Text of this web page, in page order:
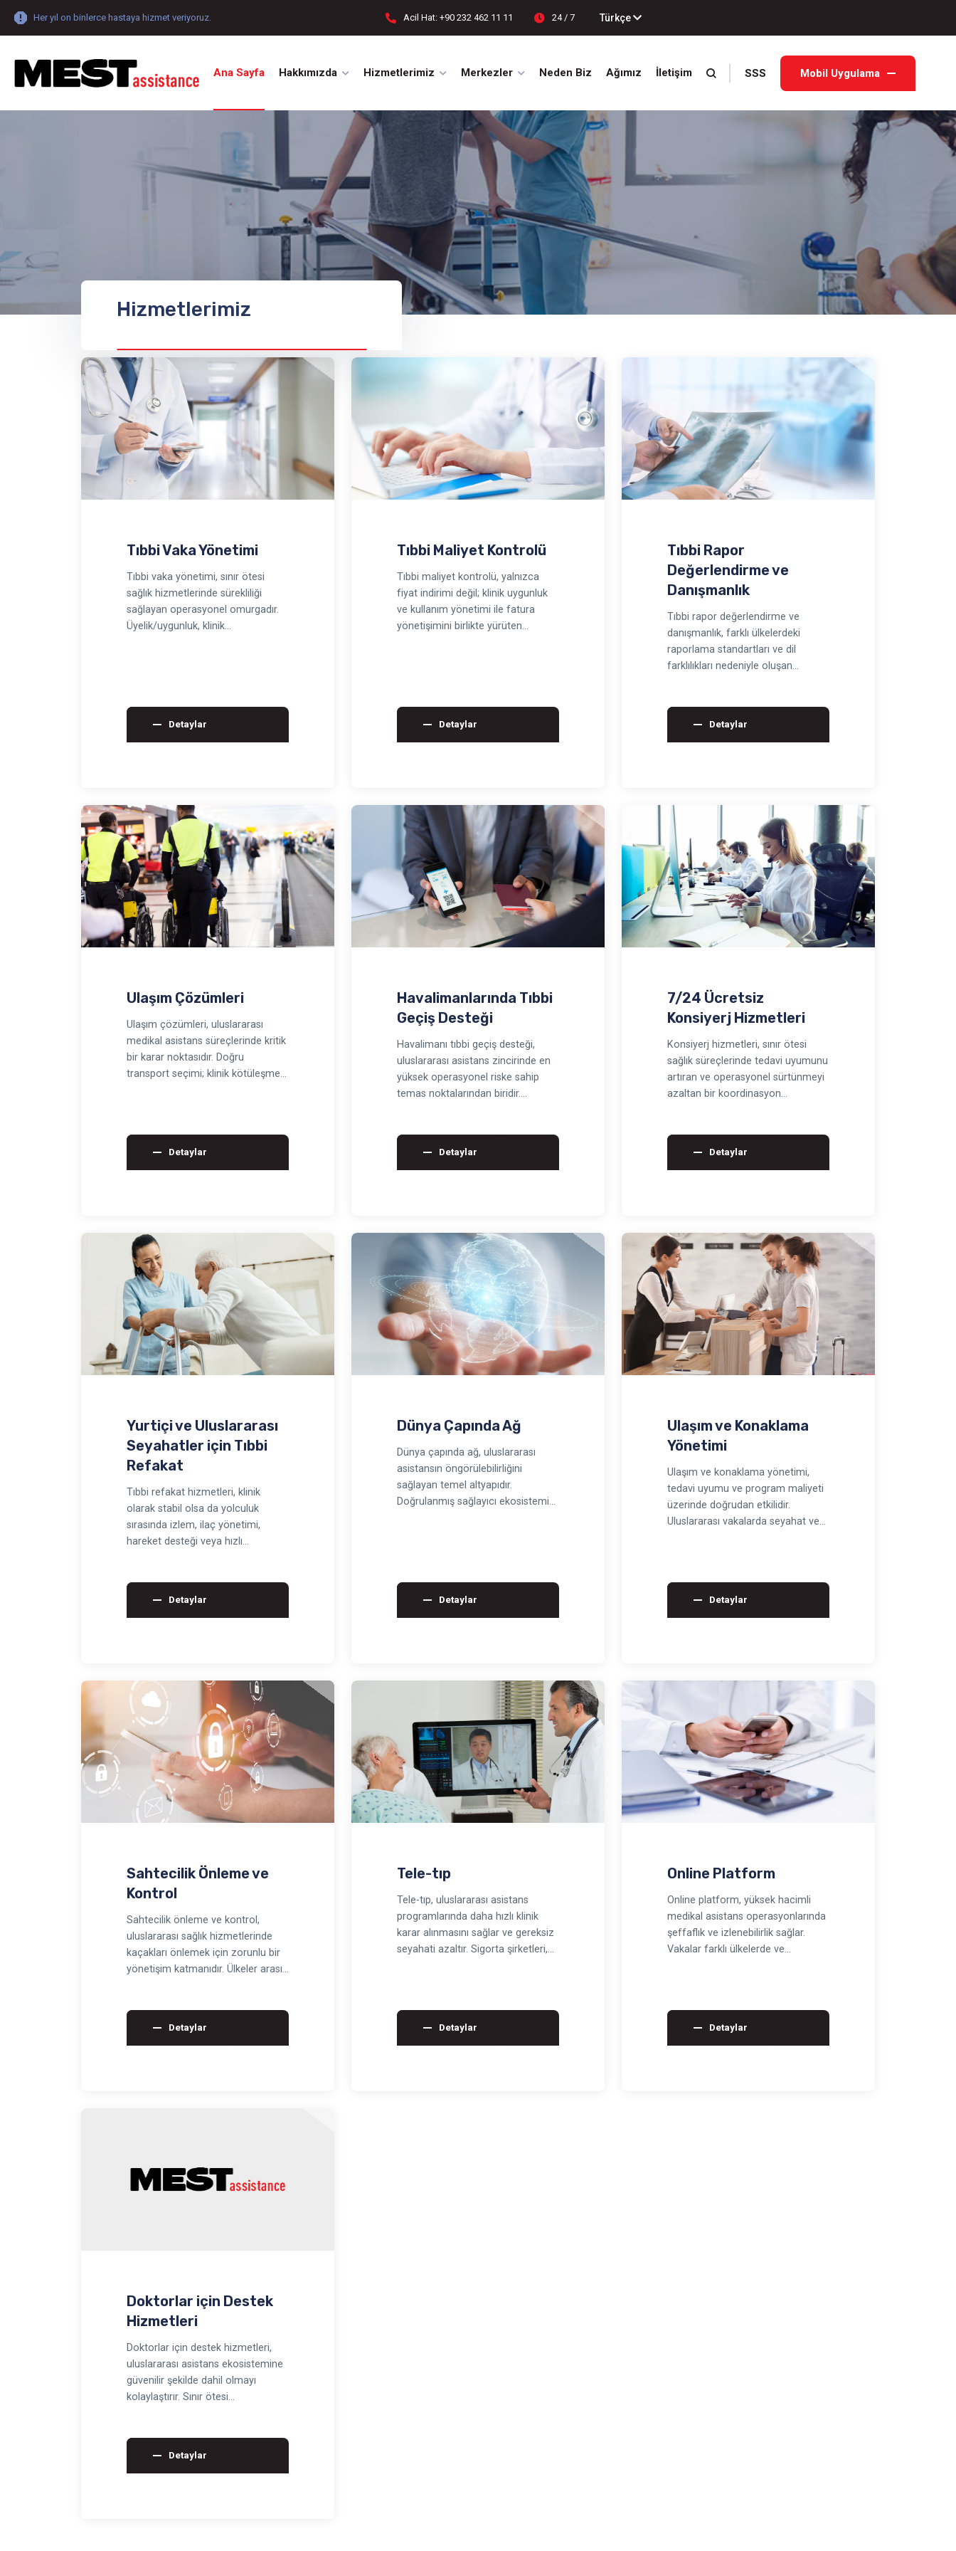
Her yıl on binlerce hastaya hizmet veriyoruz. Acil Hat: +90 232 462 11 11 24 / 7 Türkçe
Ana Sayfa Hakkımızda Hizmetlerimiz Merkezler Neden Biz Ağımız İletişim SSS Mobil Uygulama
Hizmetlerimiz
Tıbbi Vaka Yönetimi
Tıbbi vaka yönetimi, sınır ötesi
sağlık hizmetlerinde sürekliliği
sağlayan operasyonel omurgadır.
Üyelik/uygunluk, klinik
Detaylar
Tıbbi Maliyet Kontrolü
Tıbbi maliyet kontrolü, yalnızca
fiyat indirimi değil; klinik uygunluk
ve kullanım yönetimi ile fatura
yönetişimini birlikte yürüten
Detaylar
Tıbbi Rapor
Değerlendirme ve
Danışmanlık
Tıbbi rapor değerlendirme ve
danışmanlık, farklı ülkelerdeki
raporlama standartları ve dil
farklılıkları nedeniyle oluşan
Detaylar
Ulaşım Çözümleri
Ulaşım çözümleri, uluslararası
medikal asistans süreçlerinde kritik
bir karar noktasıdır. Doğru
transport seçimi; klinik kötüleşmeyi
Detaylar
Havalimanlarında Tıbbi
Geçiş Desteği
Havalimanı tıbbi geçiş desteği,
uluslararası asistans zincirinde en
yüksek operasyonel riske sahip
temas noktalarından biridir.
Detaylar
7/24 Ücretsiz
Konsiyerj Hizmetleri
Konsiyerj hizmetleri, sınır ötesi
sağlık süreçlerinde tedavi uyumunu
artıran ve operasyonel sürtünmeyi
azaltan bir koordinasyon
Detaylar
Yurtiçi ve Uluslararası
Seyahatler için Tıbbi
Refakat
Tıbbi refakat hizmetleri, klinik
olarak stabil olsa da yolculuk
sırasında izlem, ilaç yönetimi,
hareket desteği veya hızlı
Detaylar
Dünya Çapında Ağ
Dünya çapında ağ, uluslararası
asistansın öngörülebilirliğini
sağlayan temel altyapıdır.
Doğrulanmış sağlayıcı ekosistemi
Detaylar
Ulaşım ve Konaklama
Yönetimi
Ulaşım ve konaklama yönetimi,
tedavi uyumu ve program maliyeti
üzerinde doğrudan etkilidir.
Uluslararası vakalarda seyahat ve
Detaylar
Sahtecilik Önleme ve
Kontrol
Sahtecilik önleme ve kontrol,
uluslararası sağlık hizmetlerinde
kaçakları önlemek için zorunlu bir
yönetişim katmanıdır. Ülkeler arası
Detaylar
Tele-tıp
Tele-tıp, uluslararası asistans
programlarında daha hızlı klinik
karar alınmasını sağlar ve gereksiz
seyahati azaltır. Sigorta şirketleri,
Detaylar
Online Platform
Online platform, yüksek hacimli
medikal asistans operasyonlarında
şeffaflık ve izlenebilirlik sağlar.
Vakalar farklı ülkelerde ve
Detaylar
Doktorlar için Destek
Hizmetleri
Doktorlar için destek hizmetleri,
uluslararası asistans ekosistemine
güvenilir şekilde dahil olmayı
kolaylaştırır. Sınır ötesi
Detaylar